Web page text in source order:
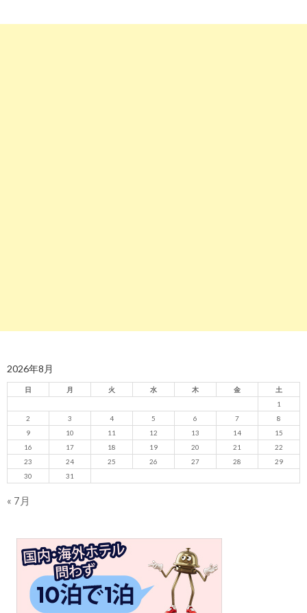
2026年8月
日 月 火 水 木 金
土
1
2
3 4 5 6 7
8
9
10 11 12 13 14
15
16
17 18 19 20 21
22
23
24 25 26 27 28
29
30
31
« 7月